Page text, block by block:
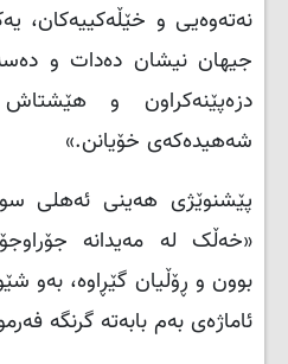
نەتەوەیی و خێڵەکییەکان،
جیهان نیشان دەدات و
دزەپێنەکراون و هێشتاش
شەهیدەکەی خۆیانن.»
پێشنوێژی هەینی ئەهلی
«خەڵک لە مەیدانە
بوون و ڕۆڵیان گێڕاوە، بەو
ئاماژەی بەم بابەتە گرنگە